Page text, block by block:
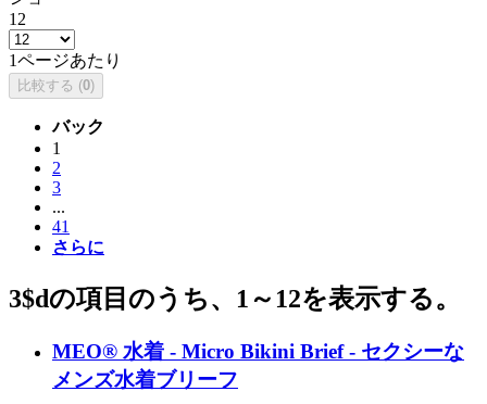
12
1ページあたり
比較する (0)
バック
1
2
3
...
41
さらに
3$dの項目のうち、1～12を表示する。
MEO® 水着 - Micro Bikini Brief - セクシーな
メンズ水着ブリーフ